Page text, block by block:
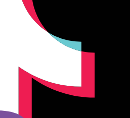
mobilier în Chișinău. Descoperă
funcționalitate și design
punem la dispoziție soluții
de la producător, cu garanție
gratuită pentru proiectul tău